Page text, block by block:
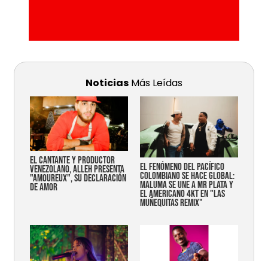
Noticias Más Leídas
EL CANTANTE Y PRODUCTOR
VENEZOLANO, ALLEH PRESENTA
"AMOUREUX", SU DECLARACIÓN
DE AMOR
EL FENÓMENO DEL PACÍFICO
COLOMBIANO SE HACE GLOBAL:
MALUMA SE UNE A MR PLATA Y
EL AMERICANO 4KT EN "LAS
MUÑEQUITAS REMIX"